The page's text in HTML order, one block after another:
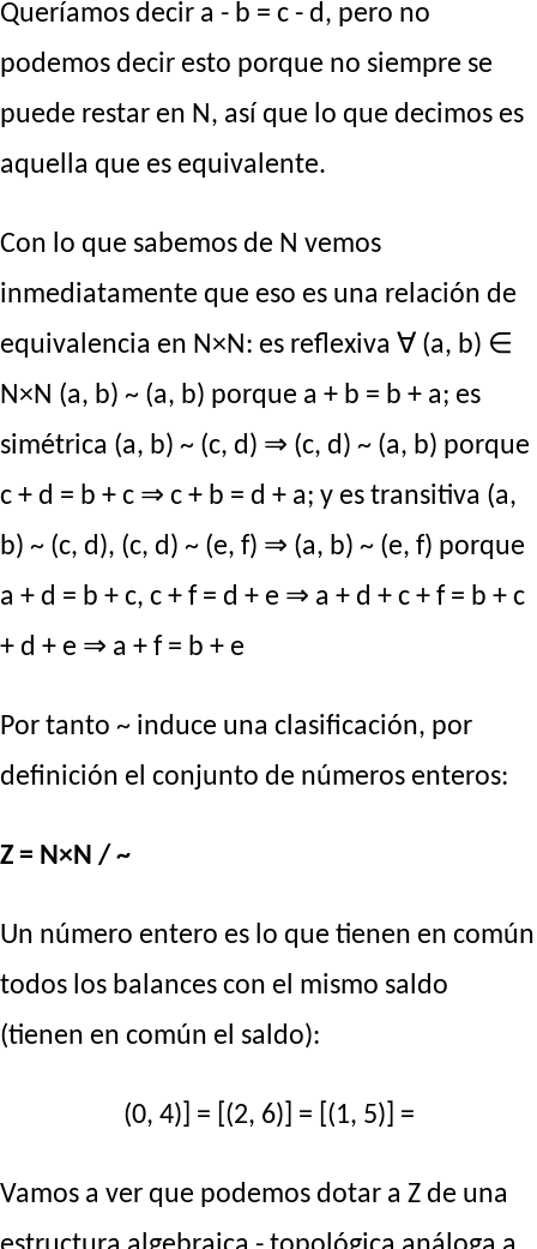
Queríamos decir a - b = c - d, pero no
podemos decir esto porque no siempre se
puede restar en N, así que lo que decimos es
aquella que es equivalente.
Con lo que sabemos de N vemos
inmediatamente que eso es una relación de
equivalencia en N×N: es reflexiva ∀ (a, b) ∈
N×N (a, b) ~ (a, b) porque a + b = b + a; es
simétrica (a, b) ~ (c, d) ⇒ (c, d) ~ (a, b) porque
c + d = b + c ⇒ c + b = d + a; y es transitiva (a,
b) ~ (c, d), (c, d) ~ (e, f) ⇒ (a, b) ~ (e, f) porque
a + d = b + c, c + f = d + e ⇒ a + d + c + f = b + c
+ d + e ⇒ a + f = b + e
Por tanto ~ induce una clasificación, por
definición el conjunto de números enteros:
Z = N×N / ~
Un número entero es lo que tienen en común
todos los balances con el mismo saldo
(tienen en común el saldo):
(0, 4)] = [(2, 6)] = [(1, 5)] =
Vamos a ver que podemos dotar a Z de una